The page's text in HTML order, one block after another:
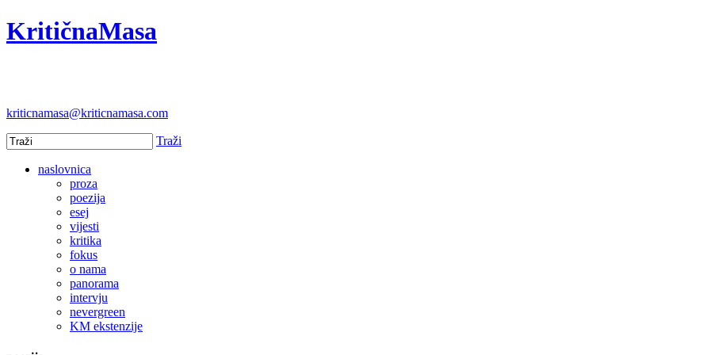
KritičnaMasa
kriticnamasa@kriticnamasa.com
Traži
naslovnica
proza
poezija
esej
vijesti
kritika
fokus
o nama
panorama
intervju
nevergreen
KM ekstenzije